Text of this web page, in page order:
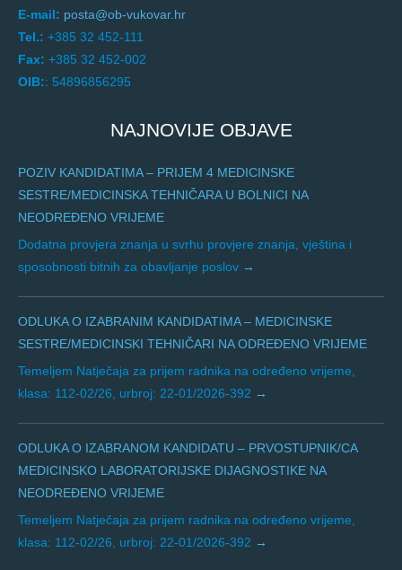
E-mail: posta@ob-vukovar.hr
Tel.: +385 32 452-111
Fax: +385 32 452-002
OIB:: 54896856295
NAJNOVIJE OBJAVE
POZIV KANDIDATIMA – PRIJEM 4 MEDICINSKE
SESTRE/MEDICINSKA TEHNIČARA U BOLNICI NA
NEODREĐENO VRIJEME
Dodatna provjera znanja u svrhu provjere znanja, vještina i
sposobnosti bitnih za obavljanje poslov
ODLUKA O IZABRANIM KANDIDATIMA – MEDICINSKE
SESTRE/MEDICINSKI TEHNIČARI NA ODREĐENO VRIJEME
Temeljem Natječaja za prijem radnika na određeno vrijeme,
klasa: 112-02/26, urbroj: 22-01/2026-392
ODLUKA O IZABRANOM KANDIDATU – PRVOSTUPNIK/CA
MEDICINSKO LABORATORIJSKE DIJAGNOSTIKE NA
NEODREĐENO VRIJEME
Temeljem Natječaja za prijem radnika na određeno vrijeme,
klasa: 112-02/26, urbroj: 22-01/2026-392